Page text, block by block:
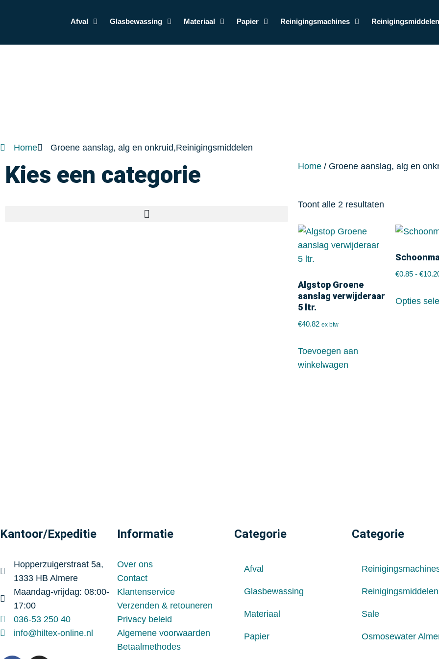
Afval Glasbewassing Materiaal Papier Reinigingsmachines Reinigingsmiddelen
Home Groene aanslag, alg en onkruid,Reinigingsmiddelen
Kies een categorie Home / Groene aanslag, alg en
Toont alle 2 resultaten
Algstop Groene
aanslag verwijderaar
5 ltr.
€40.82 ex btw
Toevoegen aan
winkelwagen
€0.85 - €
Opties
Kantoor/Expeditie
Hopperzuigerstraat 5a,
1333 HB Almere
Maandag-vrijdag: 08:00-
17:00
036-53 250 40
info@hiltex-online.nl
Informatie
Over ons
Contact
Klantenservice
Verzenden & retouneren
Privacy beleid
Algemene voorwaarden
Betaalmethodes
Categorie
Afval
Glasbewassing
Materiaal
Papier
Categorie
Reinigingsmiddelen
Sale
Osmosewater